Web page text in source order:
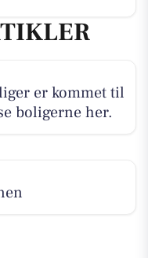
er kommet til
boligerne her.